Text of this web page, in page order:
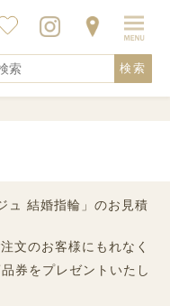
検索
ュ 結婚指輪」のお見積
文のお客様にもれなく
券をプレゼントいたし